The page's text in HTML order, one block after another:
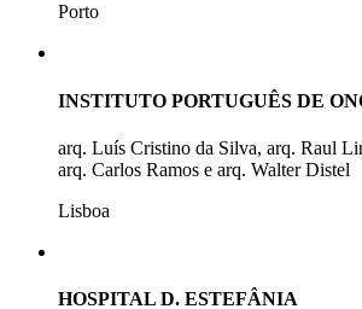
Porto
INSTITUTO PORTUGUÊS DE
arq. Luís Cristino da Silva, arq. Raul
arq. Carlos Ramos e arq. Walter Distel
Lisboa
HOSPITAL D. ESTEFÂNIA